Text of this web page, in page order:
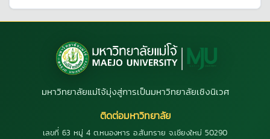
มหาวิทยาลัยแม่โจ้มุ่งสู่การเป็นมหาวิทยาลัยเชิงนิเวศ
ติดต่อมหาวิทยาลัย
เลขที่ 63 หมู่ 4 ต.หนองหาร อ.สันทราย จ.เชียงใหม่ 50290